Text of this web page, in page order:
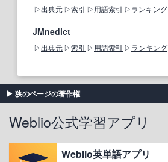
出典元 索引 用語索引 ランキング
JMnedict
出典元 索引 用語索引 ランキング
狭のページの著作権
Weblio公式学習アプリ
Weblio英単語アプリ